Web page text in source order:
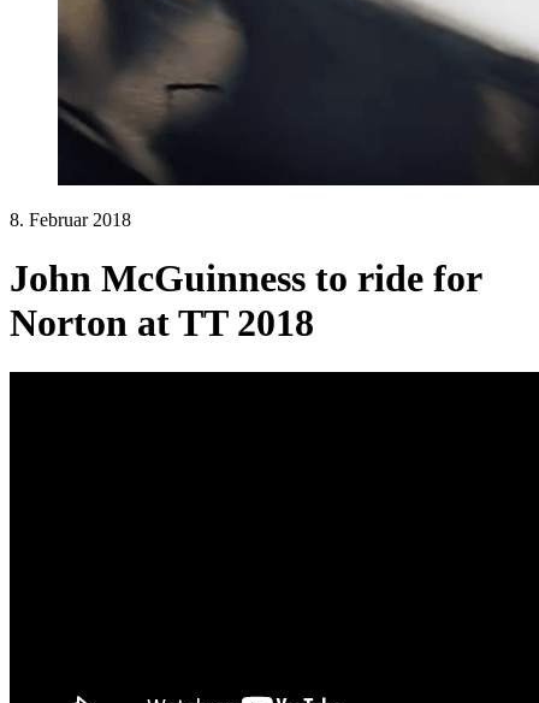
8. Februar 2018
John McGuinness to ride for
Norton at TT 2018